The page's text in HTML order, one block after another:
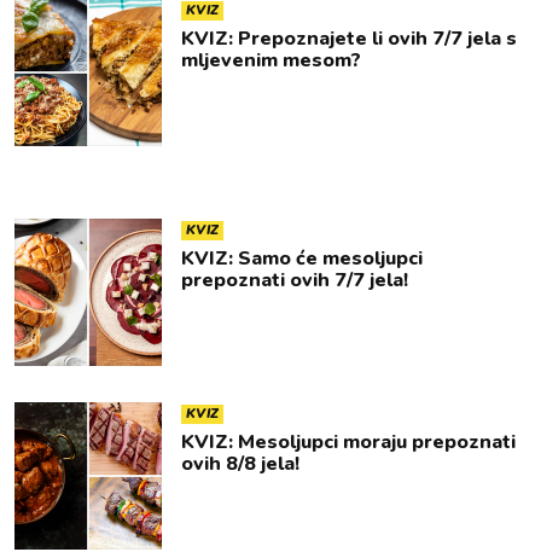
KVIZ
KVIZ: Prepoznajete li ovih 7/7 jela s
mljevenim mesom?
KVIZ
KVIZ: Samo će mesoljupci
prepoznati ovih 7/7 jela!
KVIZ
KVIZ: Mesoljupci moraju prepoznati
ovih 8/8 jela!